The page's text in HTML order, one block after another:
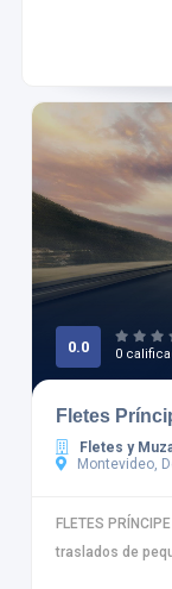
0.0 0
Fletes
Fletes y
Montevideo,
FLETES
traslados de